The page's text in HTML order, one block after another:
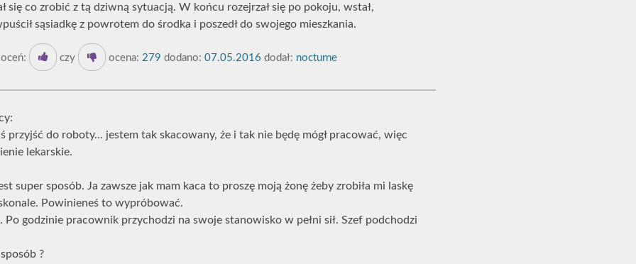
się co zrobić z tą dziwną sytuacją. W końcu rozejrzał się po pokoju, wstał,
sąsiadkę z powrotem do środka i poszedł do swojego mieszkania.
czy ocena: 279 dodano: 07.05.2016 dodał: nocturne
przyjść do roboty... jestem tak skacowany, że i tak nie będę mógł pracować, więc
lekarskie.
super sposób. Ja zawsze jak mam kaca to proszę moją żonę żeby zrobiła mi laskę
Powinieneś to wypróbować.
Po godzinie pracownik przychodzi na swoje stanowisko w pełni sił. Szef podchodzi
?